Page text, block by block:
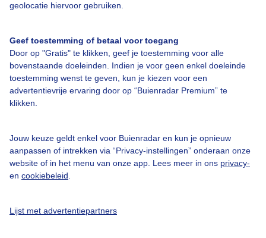
geolocatie hiervoor gebruiken.
Geef toestemming of betaal voor toegang
Door op "Gratis" te klikken, geef je toestemming voor alle
bovenstaande doeleinden. Indien je voor geen enkel doeleinde
toestemming wenst te geven, kun je kiezen voor een
advertentievrije ervaring door op “Buienradar Premium” te
klikken.
Jouw keuze geldt enkel voor Buienradar en kun je opnieuw
aanpassen of intrekken via “Privacy-instellingen” onderaan onze
website of in het menu van onze app. Lees meer in ons privacy-
en cookiebeleid
Lijst met advertentiepartners
Bedrijfsgegevens
Contact
Toegankelijkheid
Gebruikersvoorwaarden
Buienradar Team
Privacy beleid
Cookie beleid
Gratis weerdata